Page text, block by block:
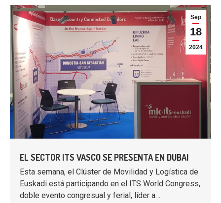
Sep
18
2024
EL SECTOR ITS VASCO SE PRESENTA EN DUBAI
Esta semana, el Clúster de Movilidad y Logística de
Euskadi está participando en el ITS World Congress,
doble evento congresual y ferial, líder a…